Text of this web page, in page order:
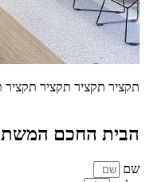
תקציר תקציר תקציר תקציר
הבית החכם
שם